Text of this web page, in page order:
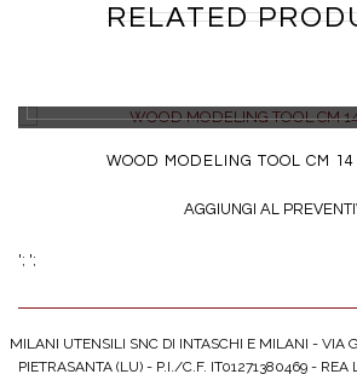
RELATED
WOOD MODELING TOOL CM
AGGIUNGI AL
'; ';
MILANI UTENSILI SNC DI INTASCHI E MILANI - VIA
PIETRASANTA (LU) - P.I./C.F. IT01271380469 - REA